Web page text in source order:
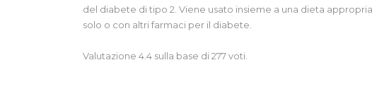
del diabete di tipo 2. Viene usato insieme a una dieta
solo o con altri farmaci per il diabete.
Valutazione 4.4 sulla base di277voti.